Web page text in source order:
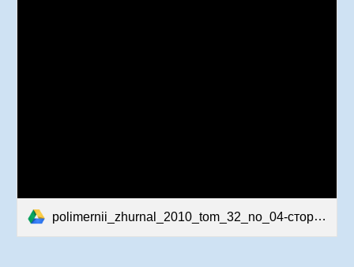
polimernii_zhurnal_2010_tom_32_no_04-сторінки-27-34.pdf